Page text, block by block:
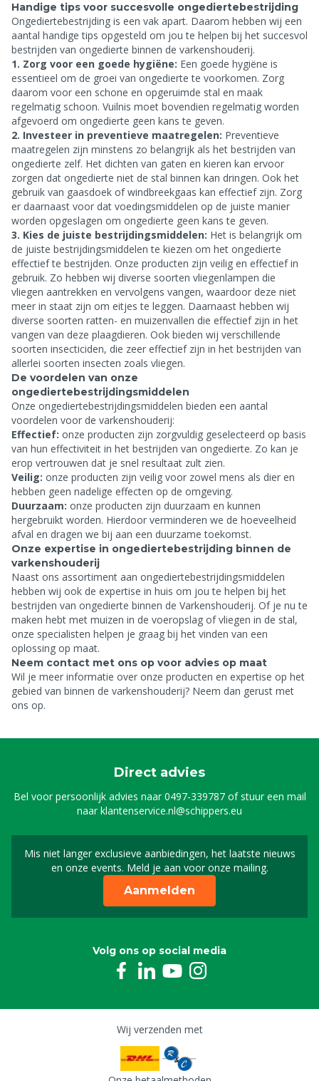
Handige tips voor succesvolle ongediertebestrijding
Ongediertebestrijding is een vak apart. Daarom hebben wij een
aantal handige tips opgesteld om jou te helpen bij het succesvol
bestrijden van ongedierte binnen de varkenshouderij.
1. Zorg voor een goede hygiëne: Een goede hygiëne is
essentieel om de groei van ongedierte te voorkomen. Zorg
daarom voor een schone en opgeruimde stal en maak
regelmatig schoon. Vuilnis moet bovendien regelmatig worden
afgevoerd om ongedierte geen kans te geven.
2. Investeer in preventieve maatregelen: Preventieve
maatregelen zijn minstens zo belangrijk als het bestrijden van
ongedierte zelf. Het dichten van gaten en kieren kan ervoor
zorgen dat ongedierte niet de stal binnen kan dringen. Ook het
gebruik van gaasdoek of windbreekgaas kan effectief zijn. Zorg
er daarnaast voor dat voedingsmiddelen op de juiste manier
worden opgeslagen om ongedierte geen kans te geven.
3. Kies de juiste bestrijdingsmiddelen: Het is belangrijk om
de juiste bestrijdingsmiddelen te kiezen om het ongedierte
effectief te bestrijden. Onze producten zijn veilig en effectief in
gebruik. Zo hebben wij diverse soorten vliegenlampen die
vliegen aantrekken en vervolgens vangen, waardoor deze niet
meer in staat zijn om eitjes te leggen. Daarnaast hebben wij
diverse soorten ratten- en muizenvallen die effectief zijn in het
vangen van deze plaagdieren. Ook bieden wij verschillende
soorten insecticiden, die zeer effectief zijn in het bestrijden van
allerlei soorten insecten zoals vliegen.
De voordelen van onze
ongediertebestrijdingsmiddelen
Onze ongediertebestrijdingsmiddelen bieden een aantal
voordelen voor de varkenshouderij:
Effectief: onze producten zijn zorgvuldig geselecteerd op basis
van hun effectiviteit in het bestrijden van ongedierte. Zo kan je
erop vertrouwen dat je snel resultaat zult zien.
Veilig: onze producten zijn veilig voor zowel mens als dier en
hebben geen nadelige effecten op de omgeving.
Duurzaam: onze producten zijn duurzaam en kunnen
hergebruikt worden. Hierdoor verminderen we de hoeveelheid
afval en dragen we bij aan een duurzame toekomst.
Onze expertise in ongediertebestrijding binnen de
varkenshouderij
Naast ons assortiment aan ongediertebestrijdingsmiddelen
hebben wij ook de expertise in huis om jou te helpen bij het
bestrijden van ongedierte binnen de Varkenshouderij. Of je nu te
maken hebt met muizen in de voeropslag of vliegen in de stal,
onze specialisten helpen je graag bij het vinden van een
oplossing op maat.
Neem contact met ons op voor advies op maat
Wil je meer informatie over onze producten en expertise op het
gebied van binnen de varkenshouderij? Neem dan gerust met
ons op.
Direct advies
Bel voor persoonlijk advies naar0497-339787of stuur een mail
naarklantenservice.nl@schippers.eu
Mis niet langer exclusieve aanbiedingen, het laatste nieuws
en onze events. Meld je aan voor onze mailing.
Schrijf je in voor onze
Aanmelden
Volg ons op social media
Wij verzenden met